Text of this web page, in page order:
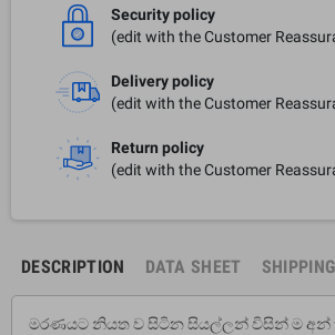
Security policy
(edit with the Customer
Delivery policy
(edit with the Customer
Return policy
(edit with the Customer
DESCRIPTION DATA SHEET
මරණයට නියත ව සිටින සියල්ලන් විසින් ම